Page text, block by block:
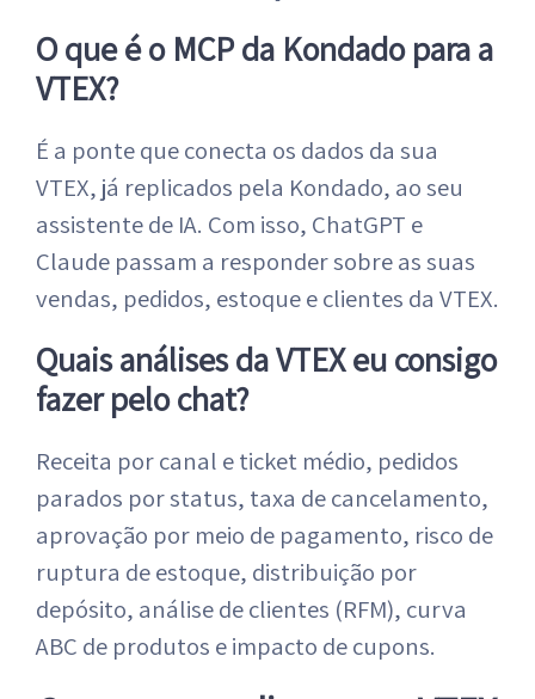
O que é o MCP da Kondado para a
VTEX?
É a ponte que conecta os dados da sua
VTEX, já replicados pela Kondado, ao seu
assistente de IA. Com isso, ChatGPT e
Claude passam a responder sobre as suas
vendas, pedidos, estoque e clientes da VTEX.
Quais análises da VTEX eu consigo
fazer pelo chat?
Receita por canal e ticket médio, pedidos
parados por status, taxa de cancelamento,
aprovação por meio de pagamento, risco de
ruptura de estoque, distribuição por
depósito, análise de clientes (RFM), curva
ABC de produtos e impacto de cupons.